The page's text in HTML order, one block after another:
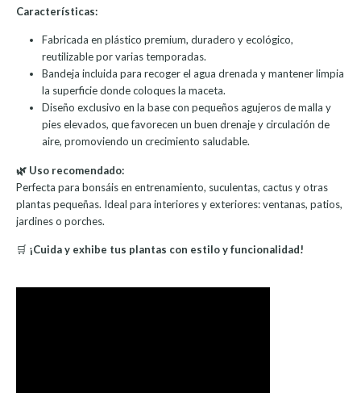
Características:
Fabricada en plástico premium, duradero y ecológico,
reutilizable por varias temporadas.
Bandeja incluida para recoger el agua drenada y mantener limpia
la superficie donde coloques la maceta.
Diseño exclusivo en la base con pequeños agujeros de malla y
pies elevados, que favorecen un buen drenaje y circulación de
aire, promoviendo un crecimiento saludable.
🌿 Uso recomendado:
Perfecta para bonsáis en entrenamiento, suculentas, cactus y otras
plantas pequeñas. Ideal para interiores y exteriores: ventanas, patios,
jardines o porches.
🛒 ¡Cuida y exhibe tus plantas con estilo y funcionalidad!